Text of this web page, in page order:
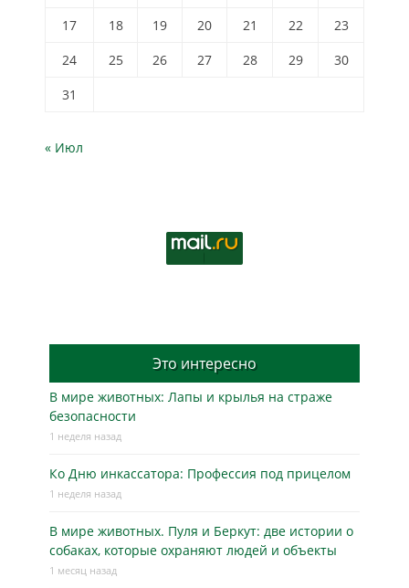
17
18 19 20 21 22
23
24
25 26 27 28 29
30
31
« Июл
Это интересно
В мире животных: Лапы и крылья на страже
безопасности
1 неделя назад
Ко Дню инкассатора: Профессия под прицелом
1 неделя назад
В мире животных. Пуля и Беркут: две истории о
собаках, которые охраняют людей и объекты
1 месяц назад